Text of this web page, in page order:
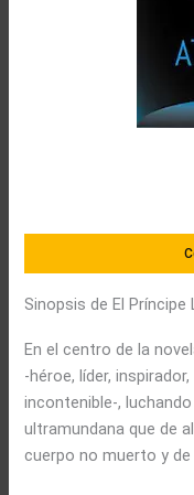
Sinopsis de El
En el centro de la
-héroe, líder,
incontenible-,
ultramundana que de
cuerpo no muerto y de